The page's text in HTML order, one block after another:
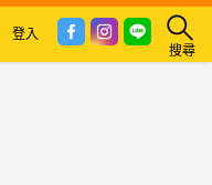
搜尋
登入